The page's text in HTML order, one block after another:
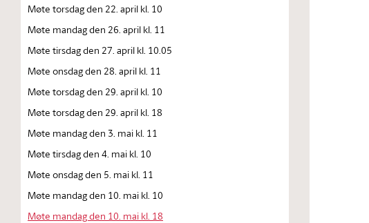
Møte torsdag den 22. april kl. 10
Møte mandag den 26. april kl. 11
Møte tirsdag den 27. april kl. 10.05
Møte onsdag den 28. april kl. 11
Møte torsdag den 29. april kl. 10
Møte torsdag den 29. april kl. 18
Møte mandag den 3. mai kl. 11
Møte tirsdag den 4. mai kl. 10
Møte onsdag den 5. mai kl. 11
Møte mandag den 10. mai kl. 10
Møte mandag den 10. mai kl. 18